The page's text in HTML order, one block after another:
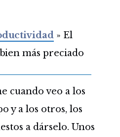
» El
más preciado
cuando veo a los
y a los otros, los
a dárselo. Unos